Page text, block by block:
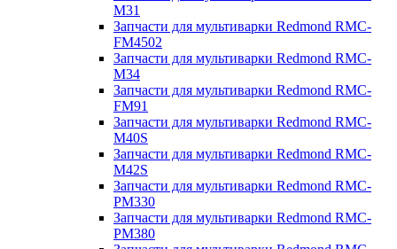
M31
Запчасти для мультиварки Redmond RMC-
FM4502
Запчасти для мультиварки Redmond RMC-
M34
Запчасти для мультиварки Redmond RMC-
FM91
Запчасти для мультиварки Redmond RMC-
M40S
Запчасти для мультиварки Redmond RMC-
M42S
Запчасти для мультиварки Redmond RMC-
PM330
Запчасти для мультиварки Redmond RMC-
PM380